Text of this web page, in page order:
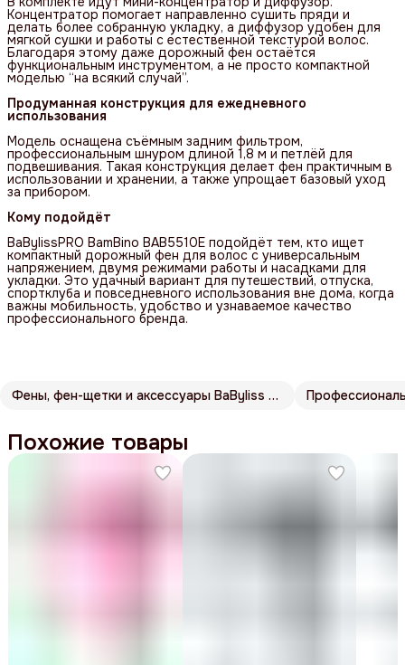
Концентратор помогает направленно сушить пряди и
делать более собранную укладку, а диффузор удобен для
мягкой сушки и работы с естественной текстурой волос.
Благодаря этому даже дорожный фен остаётся
функциональным инструментом, а не просто компактной
моделью “на всякий случай”.
Продуманная конструкция для ежедневного
использования
Модель оснащена съёмным задним фильтром,
профессиональным шнуром длиной 1,8 м и петлёй для
подвешивания. Такая конструкция делает фен практичным в
использовании и хранении, а также упрощает базовый уход
за прибором.
Кому подойдёт
BaBylissPRO BamBino BAB5510E подойдёт тем, кто ищет
компактный дорожный фен для волос с универсальным
напряжением, двумя режимами работы и насадками для
укладки. Это удачный вариант для путешествий, отпуска,
спортклуба и повседневного использования вне дома, когда
важны мобильность, удобство и узнаваемое качество
профессионального бренда.
Фены, фен-щетки и аксессуары BaByliss Pro
Похожие товары